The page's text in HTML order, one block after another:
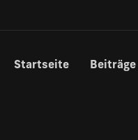
Startseite Beiträge